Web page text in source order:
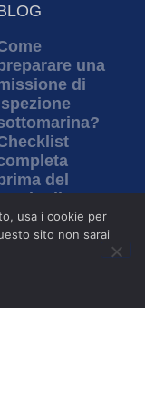
una
di
del
di un
saperne di più »
torbide:
usa i cookie per
sito non sarai